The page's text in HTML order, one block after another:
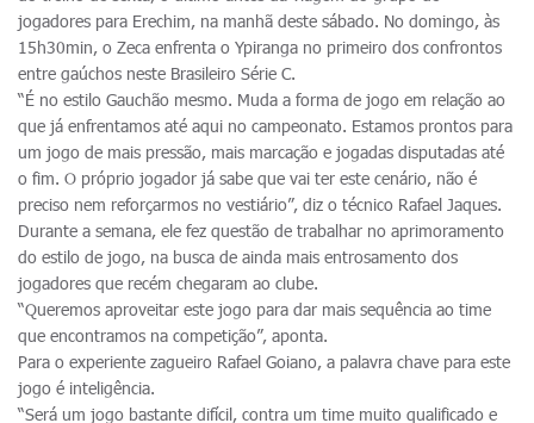
jogadores para Erechim, na manhã deste sábado. No domingo, às
15h30min, o Zeca enfrenta o Ypiranga no primeiro dos confrontos
entre gaúchos neste Brasileiro Série C.
“É no estilo Gauchão mesmo. Muda a forma de jogo em relação ao
que já enfrentamos até aqui no campeonato. Estamos prontos para
um jogo de mais pressão, mais marcação e jogadas disputadas até
o fim. O próprio jogador já sabe que vai ter este cenário, não é
preciso nem reforçarmos no vestiário”, diz o técnico Rafael Jaques.
Durante a semana, ele fez questão de trabalhar no aprimoramento
do estilo de jogo, na busca de ainda mais entrosamento dos
jogadores que recém chegaram ao clube.
“Queremos aproveitar este jogo para dar mais sequência ao time
que encontramos na competição”, aponta.
Para o experiente zagueiro Rafael Goiano, a palavra chave para este
jogo é inteligência.
“Será um jogo bastante difícil, contra um time muito qualificado e